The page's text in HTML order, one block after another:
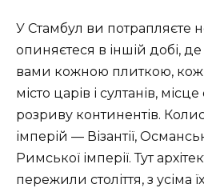
У Стамбул ви потрапляєте
опиняєтеся в іншій добі, де
вами кожною плиткою,
місто царів і султанів,
розриву континентів.
імперій — Візантії,
Римської імперії. Тут
пережили століття, з усіма